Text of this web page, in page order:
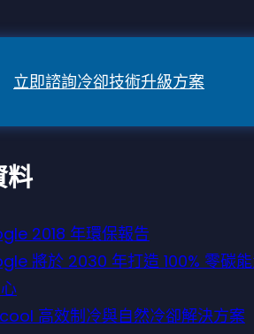
立即諮詢冷卻技術升級方案
料
2018 年環保報告
將於 2030 年打造 100% 零碳
高效制冷與自然冷卻解決方案